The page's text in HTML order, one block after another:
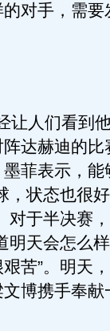
对手，需要
人们看到
达赫迪的比
菲表示，能
，状态也很
对于半决赛
明天会怎么
苦”。明天
博携手奉献